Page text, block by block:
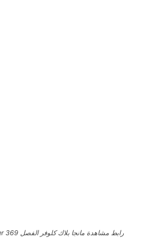
رابط مشاهدة مانجا بلاك كلوفر الفصل 369 Black Clover Chapter